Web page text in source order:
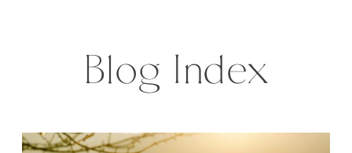
Blog Index